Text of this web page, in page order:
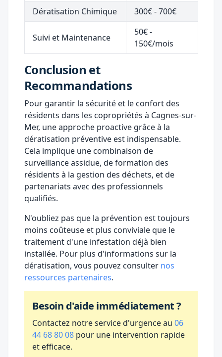
Dératisation Chimique 300€ - 700€
Suivi et Maintenance
50€ -
150€/mois
Conclusion et
Recommandations
Pour garantir la sécurité et le confort des
résidents dans les copropriétés à Cagnes-sur-
Mer, une approche proactive grâce à la
dératisation préventive est indispensable.
Cela implique une combinaison de
surveillance assidue, de formation des
résidents à la gestion des déchets, et de
partenariats avec des professionnels
qualifiés.
N'oubliez pas que la prévention est toujours
moins coûteuse et plus conviviale que le
traitement d'une infestation déjà bien
installée. Pour plus d'informations sur la
dératisation, vous pouvez consulter nos
ressources partenaires.
Besoin d'aide immédiatement ?
Contactez notre service d'urgence au 06
44 68 80 08 pour une intervention rapide
et efficace.